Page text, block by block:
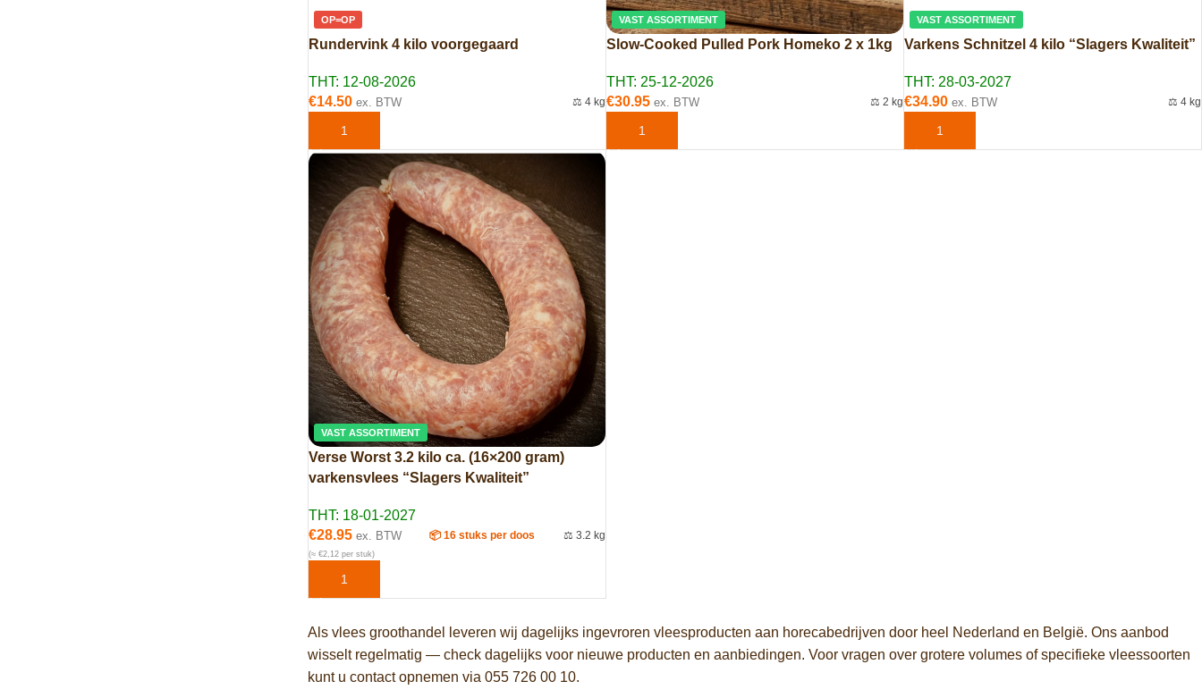
OP=OP
Rundervink 4 kilo voorgegaard
THT: 12-08-2026
€14.50ex. BTW ⚖️ 4 kg
TOEVOEGEN AAN WINKELWAGEN
VAST ASSORTIMENT
Slow-Cooked Pulled Pork Homeko 2 x 1kg
THT: 25-12-2026
€30.95ex. BTW ⚖️ 2 kg
TOEVOEGEN AAN WINKELWAGEN
VAST ASSORTIMENT
Varkens Schnitzel 4 kilo “Slagers Kwaliteit”
THT: 28-03-2027
€34.90ex. BTW ⚖️ 4 kg
TOEVOEGEN AAN WINKELWAGEN
VAST ASSORTIMENT
Verse Worst 3.2 kilo ca. (16×200 gram)
varkensvlees “Slagers Kwaliteit”
THT: 18-01-2027
€28.95ex. BTW 📦 16 stuks per doos ⚖️ 3.2 kg
(≈ €2,12 per stuk)
TOEVOEGEN AAN WINKELWAGEN
Als vlees groothandel leveren wij dagelijks ingevroren vleesproducten aan horecabedrijven door heel Nederland en België. Ons aanbod
wisselt regelmatig — check dagelijks voor nieuwe producten en aanbiedingen. Voor vragen over grotere volumes of specifieke vleessoorten
kunt u contact opnemen via 055 726 00 10.